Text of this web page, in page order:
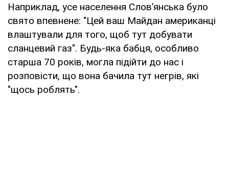
Наприклад, усе населення Слов’янська було
свято впевнене: "Цей ваш Майдан американці
влаштували для того, щоб тут добувати
сланцевий газ". Будь-яка бабця, особливо
старша 70 років, могла підійти до нас і
розповісти, що вона бачила тут негрів, які
"щось роблять".